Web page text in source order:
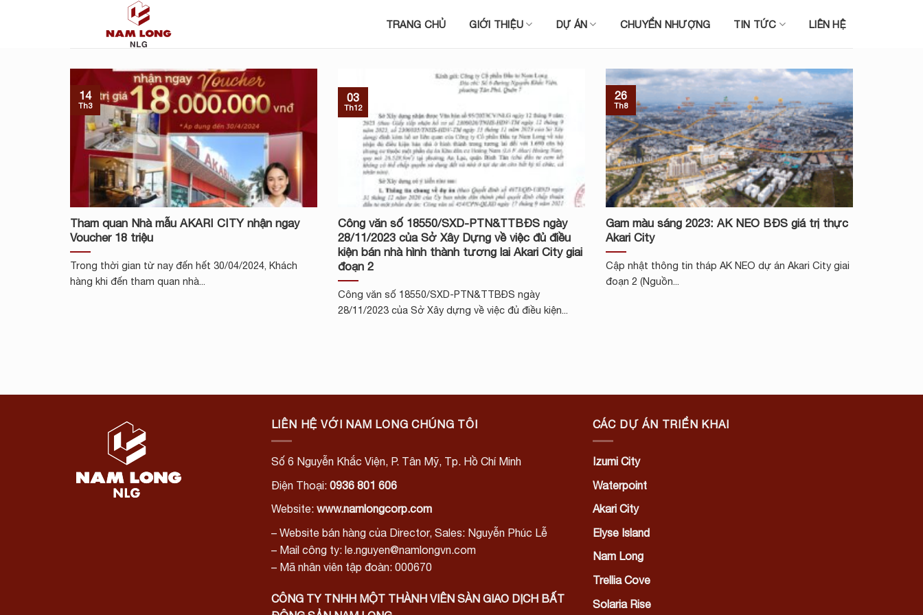
TRANG CHỦ GIỚI THIỆU DỰ ÁN CHUYỂN NHƯỢNG TIN TỨC LIÊN HỆ
Tham quan Nhà mẫu AKARI CITY nhận ngay
Voucher 18 triệu
Trong thời gian từ nay đến hết 30/04/2024, Khách
hàng khi đến tham quan nhà...
14
Th3
Công văn số 18550/SXD-PTN&TTBĐS ngày
28/11/2023 của Sở Xây Dựng về việc đủ điều
kiện bán nhà hình thành tương lai Akari City giai
đoạn 2
Công văn số 18550/SXD-PTN&TTBĐS ngày
28/11/2023 của Sở Xây dựng về việc đủ điều kiện...
03
Th12
Gam màu sáng 2023: AK NEO BĐS giá trị thực
Akari City
Cập nhật thông tin tháp AK NEO dự án Akari City giai
đoạn 2 (Nguồn...
26
Th8
LIÊN HỆ VỚI NAM LONG CHÚNG TÔI
Số 6 Nguyễn Khắc Viện, P. Tân Mỹ, Tp. Hồ Chí Minh
Điện Thoại: 0936 801 606
Website: www.namlongcorp.com
– Website bán hàng của Director, Sales: Nguyễn Phúc Lễ
– Mail công ty: le.nguyen@namlongvn.com
– Mã nhân viên tập đoàn: 000670
CÔNG TY TNHH MỘT THÀNH VIÊN SÀN GIAO DỊCH BẤT
CÁC DỰ ÁN TRIỂN KHAI
Izumi City
Waterpoint
Akari City
Elyse Island
Nam Long
Trellia Cove
Solaria Rise